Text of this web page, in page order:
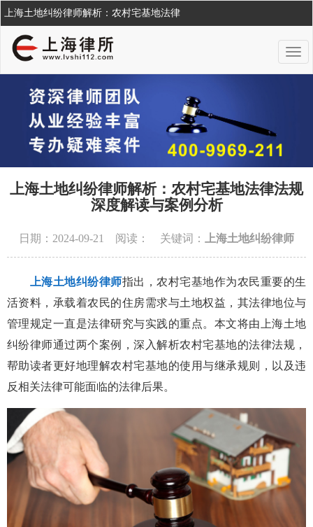
上海土地纠纷律师解析：农村宅基地法律
上海土地纠纷律师解析：农村宅基地法律法规
深度解读与案例分析
日期：2024-09-21 阅读： 关键词： 上海土地纠纷律师
上海土地纠纷律师指出，农村宅基地作为农民重要的生
活资料，承载着农民的住房需求与土地权益，其法律地位与
管理规定一直是法律研究与实践的重点。本文将由上海土地
纠纷律师通过两个案例，深入解析农村宅基地的法律法规，
帮助读者更好地理解农村宅基地的使用与继承规则，以及违
反相关法律可能面临的法律后果。